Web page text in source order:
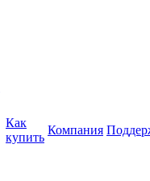
Как
купить
Компания